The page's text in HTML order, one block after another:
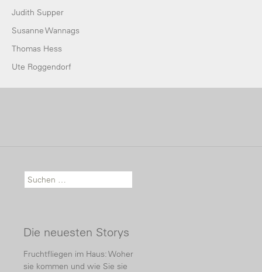
Judith Supper
Susanne Wannags
Thomas Hess
Ute Roggendorf
Suche nach:
Die neuesten Storys
Fruchtfliegen im Haus: Woher
sie kommen und wie Sie sie